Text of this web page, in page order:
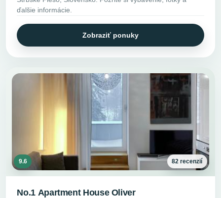
ďalšie informácie.
Zobraziť ponuky
9.6 82 recenzií
No.1 Apartment House Oliver